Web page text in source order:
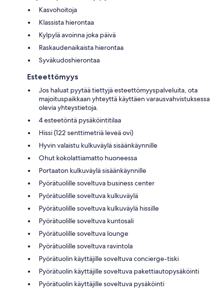
Kasvohoitoja
Klassista hierontaa
Kylpylä avoinna joka päivä
Raskaudenaikaista hierontaa
Syväkudoshierontaa
Esteettömyys
Jos haluat pyytää tiettyjä esteettömyyspalveluita, ota
majoituspaikkaan yhteyttä käyttäen varausvahvistuksessa
olevia yhteystietoja.
4 esteetöntä pysäköintitilaa
Hissi (122 senttimetriä leveä ovi)
Hyvin valaistu kulkuväylä sisäänkäynnille
Ohut kokolattiamatto huoneessa
Portaaton kulkuväylä sisäänkäynnille
Pyörätuolille soveltuva business center
Pyörätuolille soveltuva kulkuväylä
Pyörätuolille soveltuva kulkuväylä hissille
Pyörätuolille soveltuva kuntosali
Pyörätuolille soveltuva lounge
Pyörätuolille soveltuva ravintola
Pyörätuolin käyttäjille soveltuva concierge-tiski
Pyörätuolin käyttäjille soveltuva pakettiautopysäköinti
Pyörätuolin käyttäjille soveltuva pysäköinti